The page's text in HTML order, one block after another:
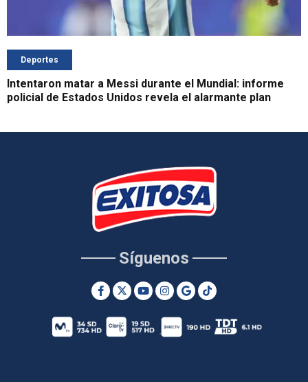
Deportes
Intentaron matar a Messi durante el Mundial: informe
policial de Estados Unidos revela el alarmante plan
Síguenos